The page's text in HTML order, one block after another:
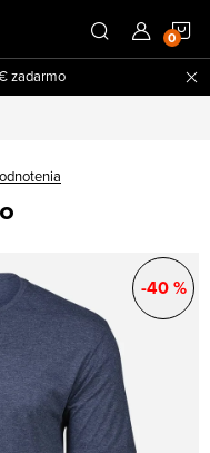
zadarmo
-40 %